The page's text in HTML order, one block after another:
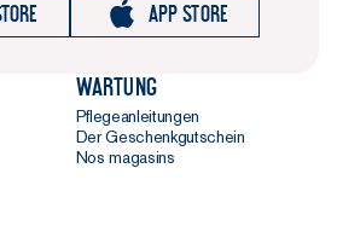
App store
Wartung
Pflegeanleitungen
Der Geschenkgutschein
Nos magasins